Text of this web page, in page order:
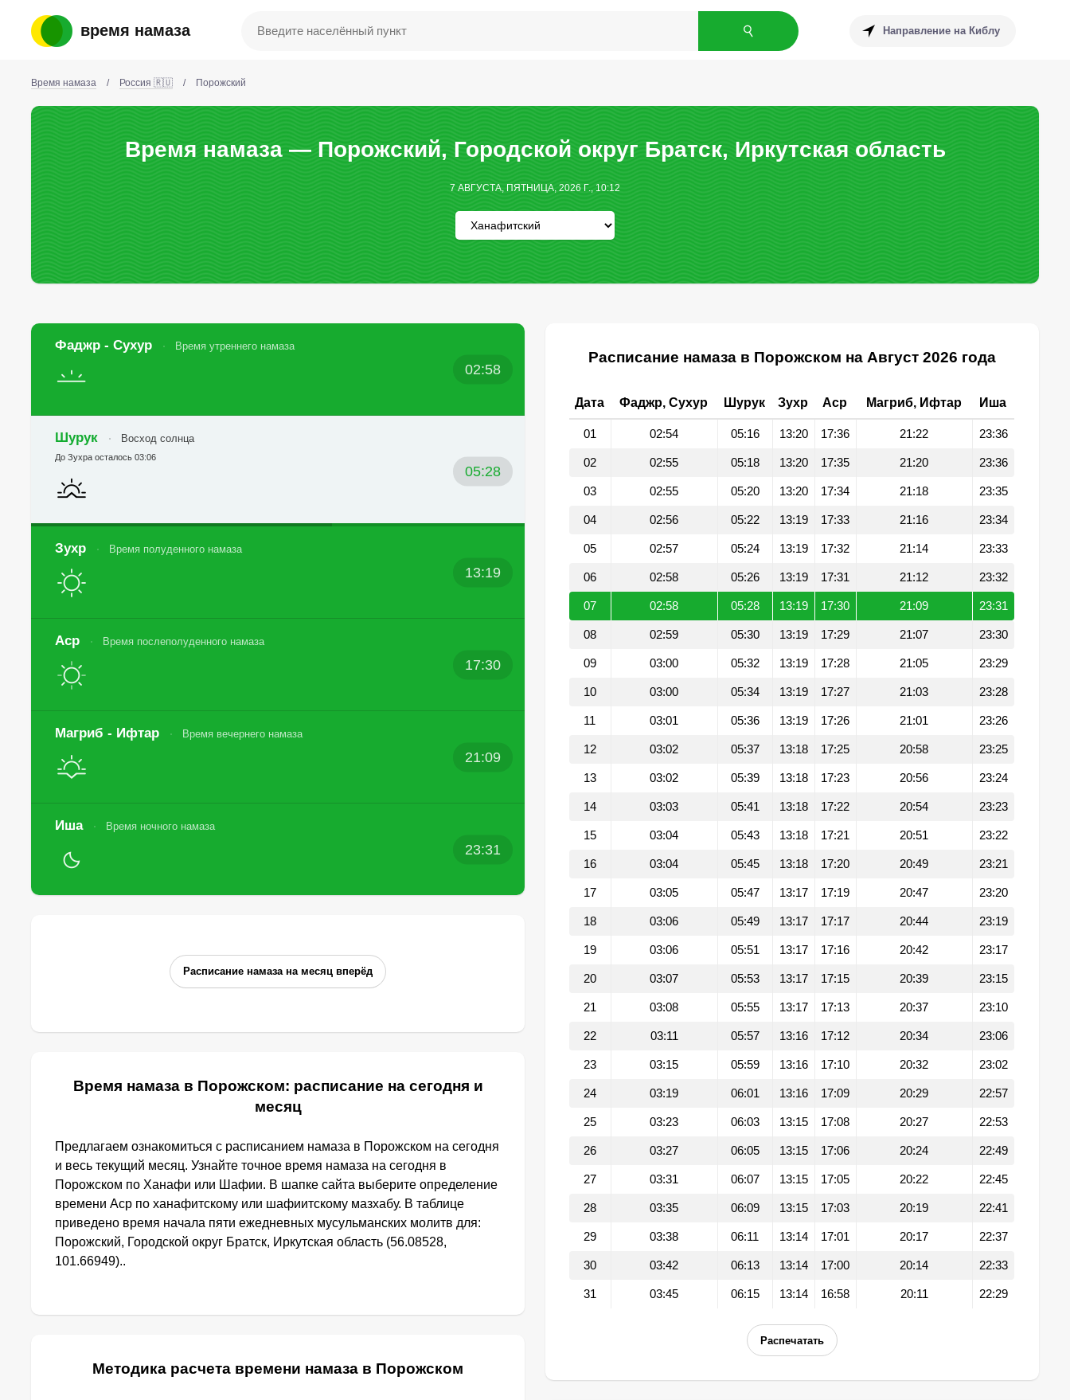
время намаза Направление на Киблу
Время намаза / Россия 🇷🇺 / Порожский
Время намаза — Порожский, Городской округ Братск, Иркутская область
7 АВГУСТА, ПЯТНИЦА, 2026 Г., 10:12
Фаджр - Сухур Время утреннего намаза
02:58
Шурук Восход солнца
05:28
До Зухра осталось 03:06
Зухр Время полуденного намаза
13:19
Аср Время послеполуденного намаза
17:30
Магриб - Ифтар Время вечернего намаза
21:09
Иша Время ночного намаза
23:31
Расписание намаза на месяц вперёд
Время намаза в Порожском: расписание на сегодня и
месяц
Предлагаем ознакомиться с расписанием намаза в Порожском на сегодня
и весь текущий месяц. Узнайте точное время намаза на сегодня в
Порожском по Ханафи или Шафии. В шапке сайта выберите определение
времени Аср по ханафитскому или шафиитскому мазхабу. В таблице
приведено время начала пяти ежедневных мусульманских молитв для:
Порожский, Городской округ Братск, Иркутская область (56.08528,
101.66949)..
Методика расчета времени намаза в Порожском
Расписание намаза в Порожском на Август 2026 года
Дата Фаджр, Сухур Шурук Зухр Аср Магриб, Ифтар Иша
01 02:54 05:16 13:20 17:36 21:22 23:36
02 02:55 05:18 13:20 17:35 21:20 23:36
03 02:55 05:20 13:20 17:34 21:18 23:35
04 02:56 05:22 13:19 17:33 21:16 23:34
05 02:57 05:24 13:19 17:32 21:14 23:33
06 02:58 05:26 13:19 17:31 21:12 23:32
07 02:58 05:28 13:19 17:30 21:09 23:31
08 02:59 05:30 13:19 17:29 21:07 23:30
09 03:00 05:32 13:19 17:28 21:05 23:29
10 03:00 05:34 13:19 17:27 21:03 23:28
11 03:01 05:36 13:19 17:26 21:01 23:26
12 03:02 05:37 13:18 17:25 20:58 23:25
13 03:02 05:39 13:18 17:23 20:56 23:24
14 03:03 05:41 13:18 17:22 20:54 23:23
15 03:04 05:43 13:18 17:21 20:51 23:22
16 03:04 05:45 13:18 17:20 20:49 23:21
17 03:05 05:47 13:17 17:19 20:47 23:20
18 03:06 05:49 13:17 17:17 20:44 23:19
19 03:06 05:51 13:17 17:16 20:42 23:17
20 03:07 05:53 13:17 17:15 20:39 23:15
21 03:08 05:55 13:17 17:13 20:37 23:10
22 03:11 05:57 13:16 17:12 20:34 23:06
23 03:15 05:59 13:16 17:10 20:32 23:02
24 03:19 06:01 13:16 17:09 20:29 22:57
25 03:23 06:03 13:15 17:08 20:27 22:53
26 03:27 06:05 13:15 17:06 20:24 22:49
27 03:31 06:07 13:15 17:05 20:22 22:45
28 03:35 06:09 13:15 17:03 20:19 22:41
29 03:38 06:11 13:14 17:01 20:17 22:37
30 03:42 06:13 13:14 17:00 20:14 22:33
31 03:45 06:15 13:14 16:58 20:11 22:29
Распечатать